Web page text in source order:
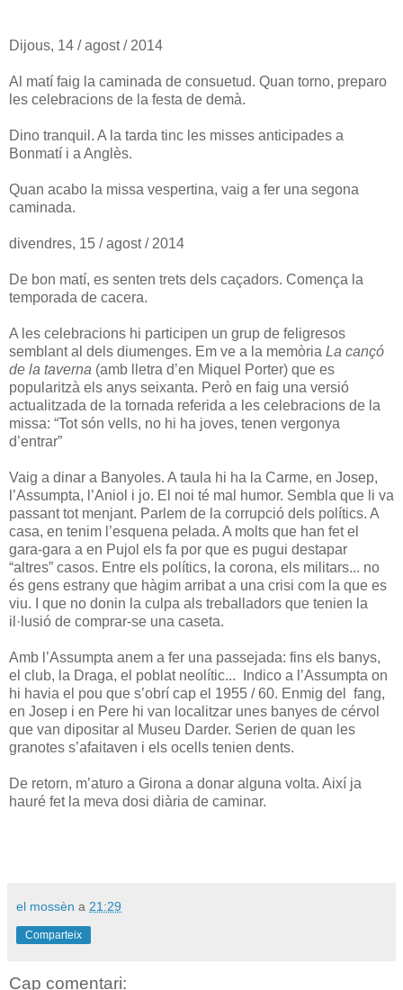
Dijous, 14 / agost / 2014
Al matí faig la caminada de consuetud. Quan torno, preparo
les celebracions de la festa de demà.
Dino tranquil. A la tarda tinc les misses anticipades a
Bonmatí i a Anglès.
Quan acabo la missa vespertina, vaig a fer una segona
caminada.
divendres, 15 / agost / 2014
De bon matí, es senten trets dels caçadors. Comença la
temporada de cacera.
A les celebracions hi participen un grup de feligresos
semblant al dels diumenges. Em ve a la memòria La cançó
de la taverna (amb lletra d’en Miquel Porter) que es
popularitzà els anys seixanta. Però en faig una versió
actualitzada de la tornada referida a les celebracions de la
missa: “Tot són vells, no hi ha joves, tenen vergonya
d’entrar”
Vaig a dinar a Banyoles. A taula hi ha la Carme, en Josep,
l’Assumpta, l’Aniol i jo. El noi té mal humor. Sembla que li va
passant tot menjant. Parlem de la corrupció dels polítics. A
casa, en tenim l’esquena pelada. A molts que han fet el
gara-gara a en Pujol els fa por que es pugui destapar
“altres” casos. Entre els polítics, la corona, els militars... no
és gens estrany que hàgim arribat a una crisi com la que es
viu. I que no donin la culpa als treballadors que tenien la
il·lusió de comprar-se una caseta.
Amb l’Assumpta anem a fer una passejada: fins els banys,
el club, la Draga, el poblat neolític... Indico a l’Assumpta on
hi havia el pou que s’obrí cap el 1955 / 60. Enmig del fang,
en Josep i en Pere hi van localitzar unes banyes de cérvol
que van dipositar al Museu Darder. Serien de quan les
granotes s’afaitaven i els ocells tenien dents.
De retorn, m’aturo a Girona a donar alguna volta. Així ja
hauré fet la meva dosi diària de caminar.
el mossèn a 21:29
Comparteix
Cap comentari: